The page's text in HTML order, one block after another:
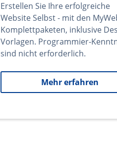
Erstellen Sie Ihre erfolgreiche
Website Selbst - mit den
Komplettpaketen, inklusive
Vorlagen. Programmier-
sind nicht erforderlich.
Mehr erfahren